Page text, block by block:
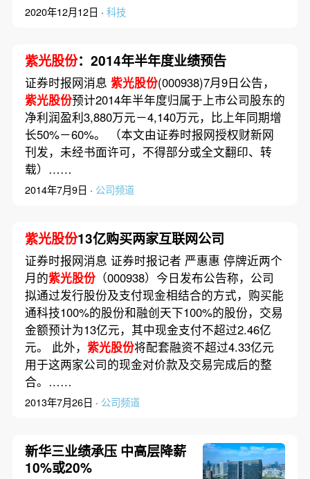
2020年12月12日 · 科技
紫光股份：2014年半年度业绩预告
证券时报网消息 紫光股份(000938)7月9日公告，
紫光股份预计2014年半年度归属于上市公司股东的
净利润盈利3,880万元－4,140万元，比上年同期增
长50%－60%。 （本文由证券时报网授权财新网
刊发，未经书面许可，不得部分或全文翻印、转
载）……
2014年7月9日 · 公司频道
紫光股份13亿购买两家互联网公司
证券时报网消息 证券时报记者 严惠惠 停牌近两个
月的紫光股份（000938）今日发布公告称，公司
拟通过发行股份及支付现金相结合的方式，购买能
通科技100%的股份和融创天下100%的股份，交易
金额预计为13亿元，其中现金支付不超过2.46亿
元。 此外， 紫光股份将配套融资不超过4.33亿元
用于这两家公司的现金对价款及交易完成后的整
合。……
2013年7月26日 · 公司频道
新华三业绩承压 中高层降薪
10%或20%